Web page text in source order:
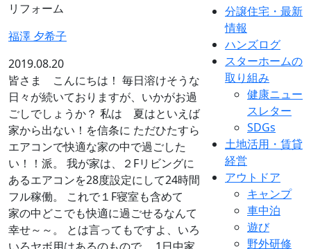
リフォーム
福澤 夕希子
2019.08.20
皆さま こんにちは！ 毎日溶けそうな
日々が続いておりますが、いかがお過
ごしでしょうか？ 私は 夏はといえば
家から出ない！を信条に ただひたすら
エアコンで快適な家の中で過ごした
い！！派。 我が家は、２Fリビングに
あるエアコンを28度設定にして24時間
フル稼働。 これで１F寝室も含めて
家の中どこでも快適に過ごせるなんて
幸せ～～。 とは言ってもですよ、いろ
分譲住宅・最新
情報
ハンズログ
スターホームの
取り組み
健康ニュー
スレター
SDGs
土地活用・賃貸
経営
アウトドア
キャンプ
車中泊
遊び
野外研修